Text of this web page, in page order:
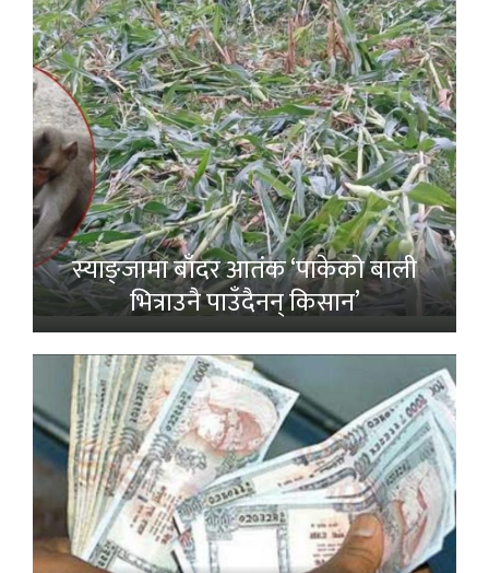
स्याङ्जामा बाँदर आतंक ‘पाकेको बाली
भित्राउनै पाउँदैनन् किसान’